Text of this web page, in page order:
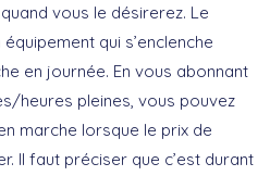
vous le désirerez. Le
qui s’enclenche
en journée. En vous abonnant
heures pleines, vous pouvez
marche lorsque le prix de
Il faut préciser que c’est durant